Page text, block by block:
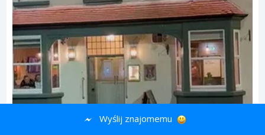
Wyślij znajomemu